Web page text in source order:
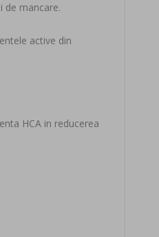
de mancare.
active din
HCA in reducerea